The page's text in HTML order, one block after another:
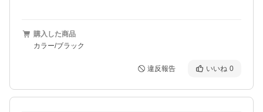
購入した商品
カラー/ブラック
違反報告 いいね 0